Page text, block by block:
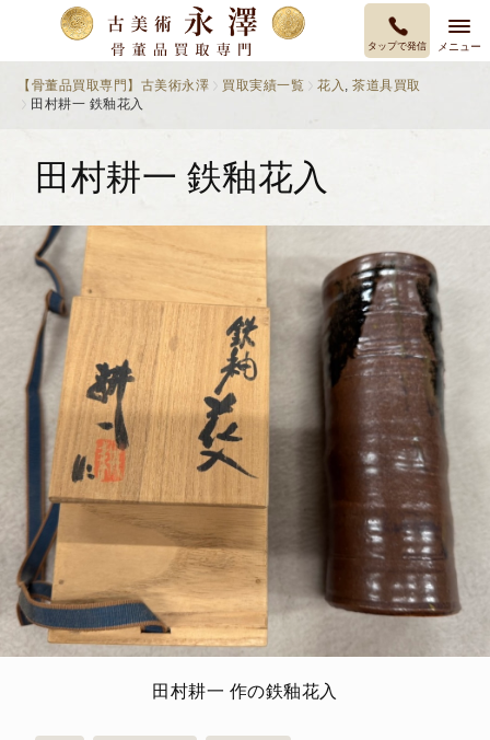
タップで発信 メニュー
【骨董品買取専門】古美術永澤 買取実績一覧 花入 , 茶道具買取
田村耕一 鉄釉花入
田村耕一 鉄釉花入
田村耕一 作の鉄釉花入